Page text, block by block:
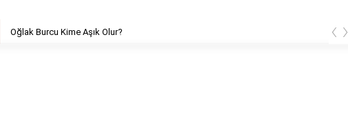
Oğlak Burcu Kime Aşık Olur? ‹ ›